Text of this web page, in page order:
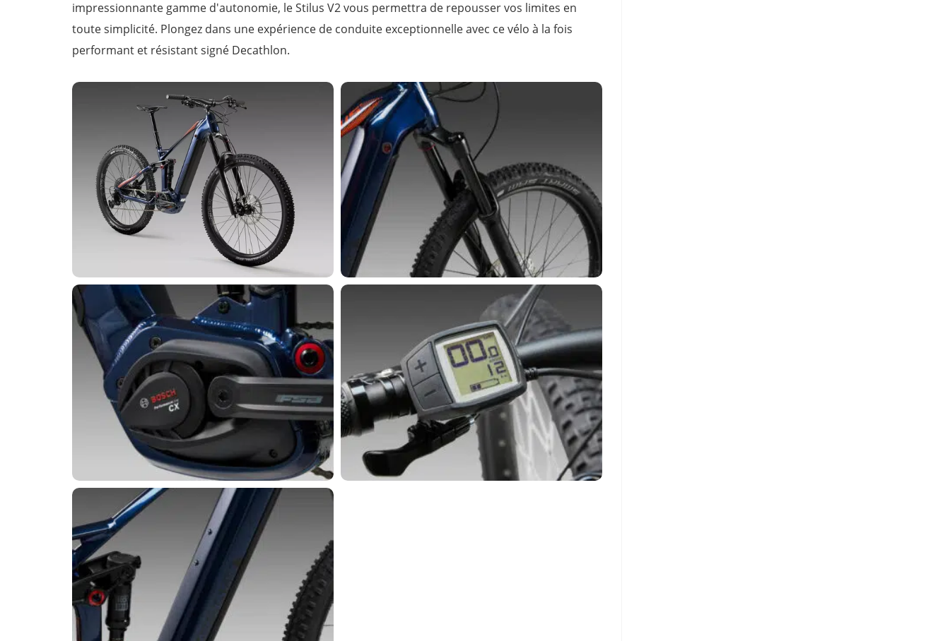
impressionnante gamme d'autonomie, le Stilus V2 vous permettra de repousser vos limites en
toute simplicité. Plongez dans une expérience de conduite exceptionnelle avec ce vélo à la fois
performant et résistant signé Decathlon.